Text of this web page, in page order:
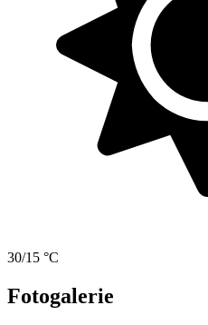
30/15 °C
Fotogalerie